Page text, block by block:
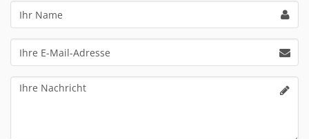
Ihr
Name
Ihre
E-
Mail-
Ihre